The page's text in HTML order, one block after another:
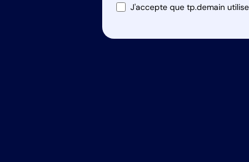
Section
J'accepte que tp.demain